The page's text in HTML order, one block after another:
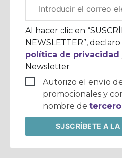
electrónico
corporativo
Al hacer clic en
NEWSLETTER”,
política de privacidad
Newsletter
Autorizo el envío
promocionales y
nombre de
SUSCRÍBETEA LA